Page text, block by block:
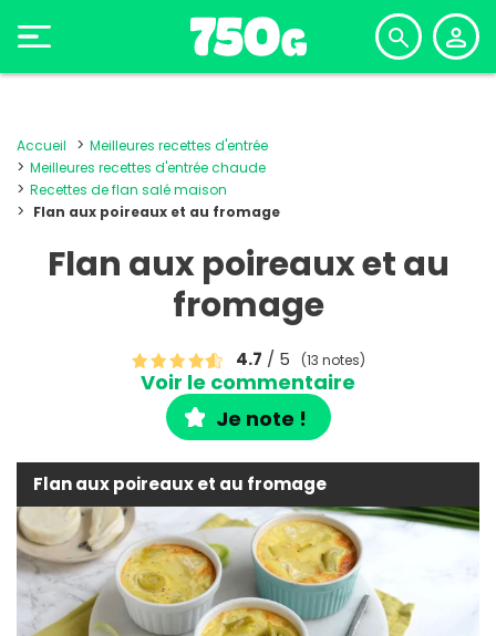
Accueil
Meilleures recettes d'entrée
Meilleures recettes d'entrée chaude
Recettes de flan salé maison
Flan aux poireaux et au fromage
Flan aux poireaux et au
fromage
4.7 / 5 (13 notes)
Voir le commentaire
Je note !
Flan aux poireaux et au fromage